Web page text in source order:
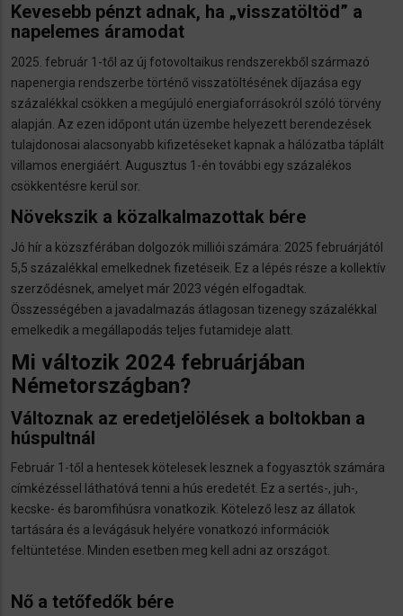
Kevesebb pénzt adnak, ha „visszatöltöd” a
napelemes áramodat
2025. február 1-től az új fotovoltaikus rendszerekből származó
napenergia rendszerbe történő visszatöltésének díjazása egy
százalékkal csökken a megújuló energiaforrásokról szóló törvény
alapján. Az ezen időpont után üzembe helyezett berendezések
tulajdonosai alacsonyabb kifizetéseket kapnak a hálózatba táplált
villamos energiáért. Augusztus 1-én további egy százalékos
csökkentésre kerül sor.
Növekszik a közalkalmazottak bére
Jó hír a közszférában dolgozók milliói számára: 2025 februárjától
5,5 százalékkal emelkednek fizetéseik. Ez a lépés része a kollektív
szerződésnek, amelyet már 2023 végén elfogadtak.
Összességében a javadalmazás átlagosan tizenegy százalékkal
emelkedik a megállapodás teljes futamideje alatt.
Mi változik 2024 februárjában
Németországban?
Változnak az eredetjelölések a boltokban a
húspultnál
Február 1-től a hentesek kötelesek lesznek a fogyasztók számára
címkézéssel láthatóvá tenni a hús eredetét. Ez a sertés-, juh-,
kecske- és baromfihúsra vonatkozik. Kötelező lesz az állatok
tartására és a levágásuk helyére vonatkozó információk
feltüntetése. Minden esetben meg kell adni az országot.
Nő a tetőfedők bére